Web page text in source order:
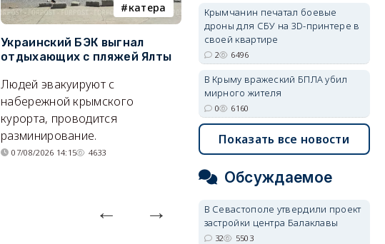
катера
Украинский БЭК выгнал
отдыхающих с пляжей Ялты
Людей эвакуируют с
набережной крымского
курорта, проводится
разминирование.
07/08/2026 14:15 4633
электроснабжение
Губернатор Севастополя
рассказал о перспективах
Энергетики, подчеркнул он,
делают практически
невозможное.
07/08/2026 10:13
Крымчанин печатал боевые
дроны для СБУ на 3D-принтере в
своей квартире
2 6496
В Крыму вражеский БПЛА убил
мирного жителя
0 6160
Показать все новости
Обсуждаемое
В Севастополе утвердили проект
застройки центра Балаклавы
32 5503